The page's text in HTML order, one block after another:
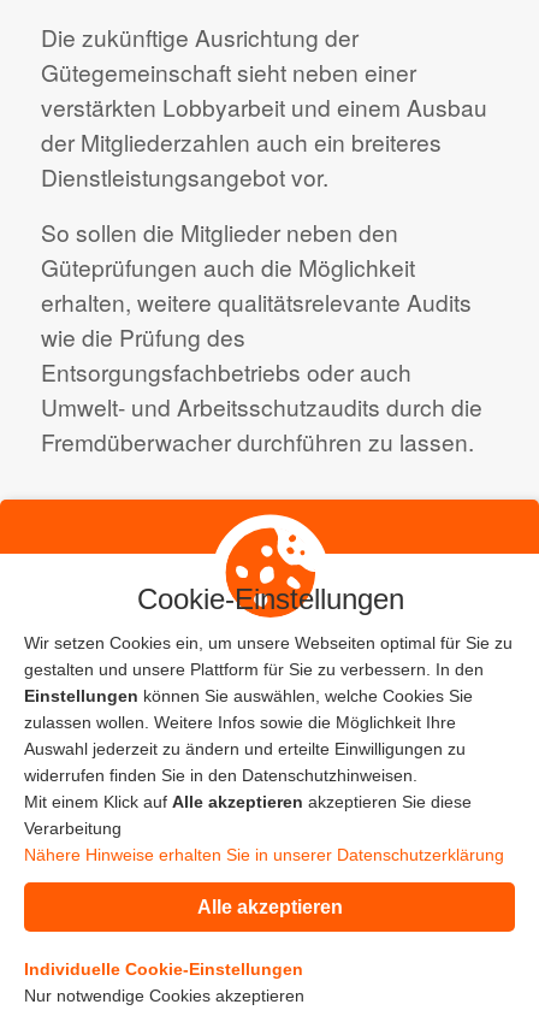
Die zukünftige Ausrichtung der
Gütegemeinschaft sieht neben einer
verstärkten Lobbyarbeit und einem Ausbau
der Mitgliederzahlen auch ein breiteres
Dienstleistungsangebot vor.
So sollen die Mitglieder neben den
Güteprüfungen auch die Möglichkeit
erhalten, weitere qualitätsrelevante Audits
wie die Prüfung des
Entsorgungsfachbetriebs oder auch
Umwelt- und Arbeitsschutzaudits durch die
Fremdüberwacher durchführen zu lassen.
Home
© Copyright 2019
Impressum
Datenschutz
Cookie-Einstellungen
Wir setzen Cookies ein, um unsere Webseiten optimal für Sie zu
gestalten und unsere Plattform für Sie zu verbessern. In den
Einstellungen können Sie auswählen, welche Cookies Sie
zulassen wollen. Weitere Infos sowie die Möglichkeit Ihre
Auswahl jederzeit zu ändern und erteilte Einwilligungen zu
widerrufen finden Sie in den Datenschutzhinweisen.
Mit einem Klick auf Alle akzeptieren akzeptieren Sie diese
Verarbeitung
Nähere Hinweise erhalten Sie in unserer Datenschutzerklärung
Alle akzeptieren
Individuelle Cookie-Einstellungen
Nur notwendige Cookies akzeptieren